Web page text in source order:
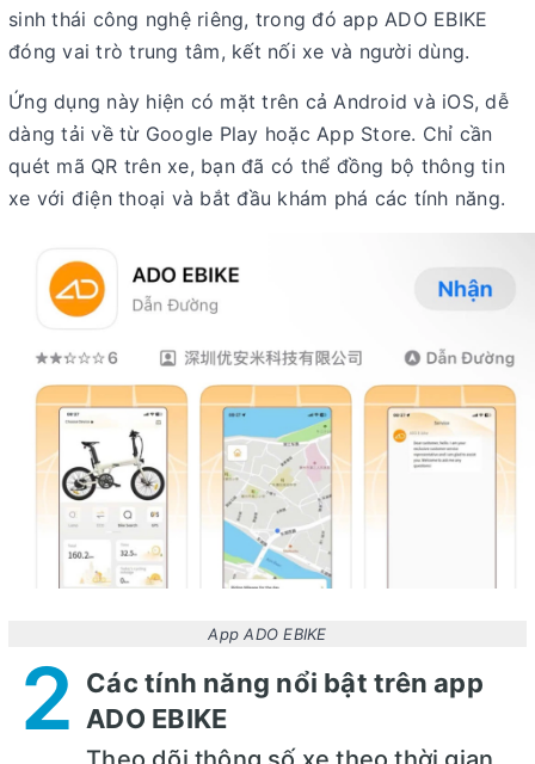
sinh thái công nghệ riêng, trong đó app ADO EBIKE
đóng vai trò trung tâm, kết nối xe và người dùng.
Ứng dụng này hiện có mặt trên cả Android và iOS, dễ
dàng tải về từ Google Play hoặc App Store. Chỉ cần
quét mã QR trên xe, bạn đã có thể đồng bộ thông tin
xe với điện thoại và bắt đầu khám phá các tính năng.
App ADO EBIKE
2 Các tính năng nổi bật trên app
ADO EBIKE